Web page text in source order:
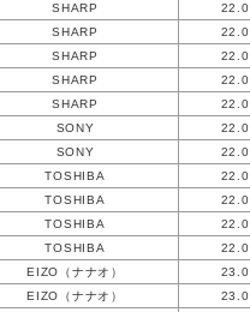
SHARP
22.0
SHARP
22.0
SHARP 22.0
SHARP 22.0
SHARP
22.0
SONY 22.0
SONY 22.0
TOSHIBA
22.0
TOSHIBA 22.0
TOSHIBA 22.0
TOSHIBA
22.0
EIZO（ナナオ）
23.0
EIZO（ナナオ） 23.0